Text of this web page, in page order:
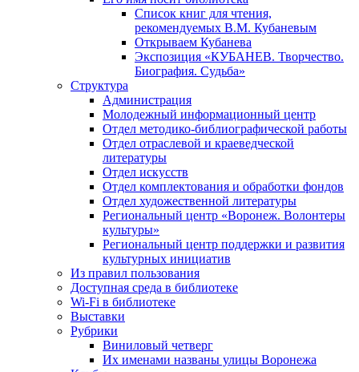
Список книг для чтения,
рекомендуемых В.М. Кубаневым
Открываем Кубанева
Экспозиция «КУБАНЕВ. Творчество.
Биография. Судьба»
Структура
Администрация
Молодежный информационный центр
Отдел методико-библиографической работы
Отдел отраслевой и краеведческой
литературы
Отдел искусств
Отдел комплектования и обработки фондов
Отдел художественной литературы
Региональный центр «Воронеж. Волонтеры
культуры»
Региональный центр поддержки и развития
культурных инициатив
Из правил пользования
Доступная среда в библиотеке
Wi-Fi в библиотеке
Выставки
Рубрики
Виниловый четверг
Их именами названы улицы Воронежа